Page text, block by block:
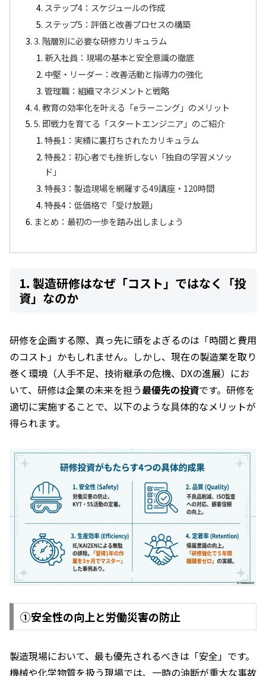
ステップ4：スケジュールの作成
ステップ5：評価と改善プロセスの構築
3. 階層別に必要な研修カリキュラム
新入社員：現場の基本と安全意識の徹底
中堅・リーダー：改善活動と指導力の強化
管理職：組織マネジメントと戦略
4. 教育の効率化を叶える「eラーニング」のメリット
5. 即戦力を育てる「スタートエンジニア」のご紹介
特長1：実績に裏打ちされたカリキュラム
特長2：初心者でも挫折しない「独自の学習メソッ
ド」
特長3：製造現場を網羅する49講座・120時間
特長4：低価格で「受け放題」
まとめ：最初の一歩を踏み出しましょう
1. 製造研修はなぜ「コスト」ではなく「投
資」なのか
研修を企画する際、真っ先に頭をよぎるのは「時間と費用
のコスト」かもしれません。しかし、現在の製造業を取り
巻く環境（人手不足、技術継承の危機、DXの進展）にお
いて、研修は企業の未来を担う最優先の投資です。研修を
適切に実施することで、以下のような具体的なメリットが
得られます。
①安全性の向上と労働災害の防止
製造現場において、最も優先されるべきは「安全」です。
機械や化学物質を扱う現場では、一時の油断が重大な事故